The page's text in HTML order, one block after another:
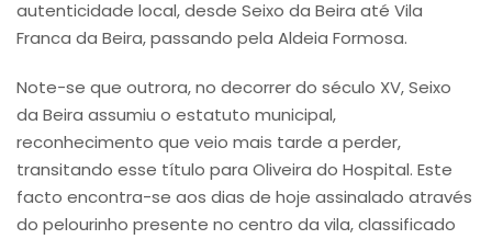
autenticidade local, desde Seixo da Beira até Vila
Franca da Beira, passando pela Aldeia Formosa.
Note-se que outrora, no decorrer do século XV, Seixo
da Beira assumiu o estatuto municipal,
reconhecimento que veio mais tarde a perder,
transitando esse título para Oliveira do Hospital. Este
facto encontra-se aos dias de hoje assinalado através
do pelourinho presente no centro da vila, classificado